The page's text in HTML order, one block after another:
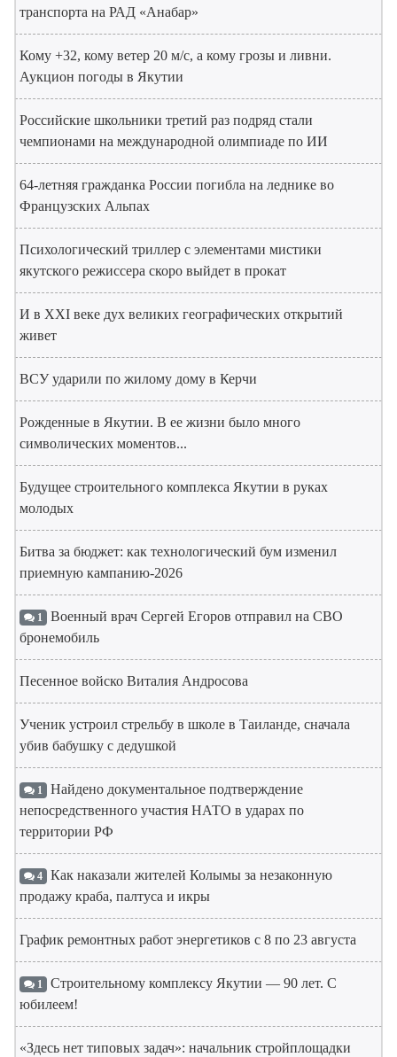
транспорта на РАД «Анабар»
Кому +32, кому ветер 20 м/с, а кому грозы и ливни.
Аукцион погоды в Якутии
Российские школьники третий раз подряд стали
чемпионами на международной олимпиаде по ИИ
64-летняя гражданка России погибла на леднике во
Французских Альпах
Психологический триллер с элементами мистики
якутского режиссера скоро выйдет в прокат
И в XXI веке дух великих географических открытий
живет
ВСУ ударили по жилому дому в Керчи
Рожденные в Якутии. В ее жизни было много
символических моментов...
Будущее строительного комплекса Якутии в руках
молодых
Битва за бюджет: как технологический бум изменил
приемную кампанию-2026
1 Военный врач Сергей Егоров отправил на СВО
бронемобиль
Песенное войско Виталия Андросова
Ученик устроил стрельбу в школе в Таиланде, сначала
убив бабушку с дедушкой
1 Найдено документальное подтверждение
непосредственного участия НАТО в ударах по
территории РФ
4 Как наказали жителей Колымы за незаконную
продажу краба, палтуса и икры
График ремонтных работ энергетиков с 8 по 23 августа
1 Строительному комплексу Якутии — 90 лет. С
юбилеем!
«Здесь нет типовых задач»: начальник стройплощадки